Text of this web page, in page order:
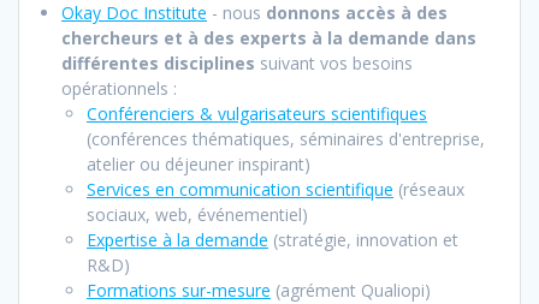
Okay Doc Institute - nous donnons accès à des
chercheurs et à des experts à la demande dans
différentes disciplines suivant vos besoins
opérationnels :
Conférenciers & vulgarisateurs scientifiques
(conférences thématiques, séminaires d'entreprise,
atelier ou déjeuner inspirant)
Services en communication scientifique (réseaux
sociaux, web, événementiel)
Expertise à la demande (stratégie, innovation et
R&D)
Formations sur-mesure (agrément Qualiopi)